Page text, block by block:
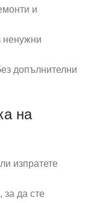
и
ненужни
допълнителни
на
изпратете
, за да сте